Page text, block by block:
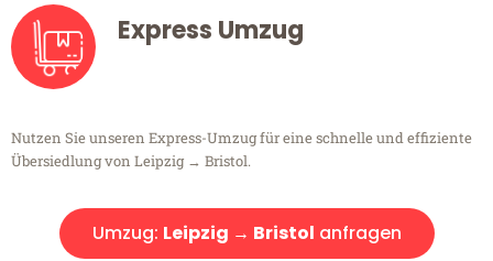
Express Umzug
Nutzen Sie unseren Express-Umzug für eine schnelle und effiziente
Übersiedlung von Leipzig → Bristol.
Umzug: Leipzig → Bristol anfragen